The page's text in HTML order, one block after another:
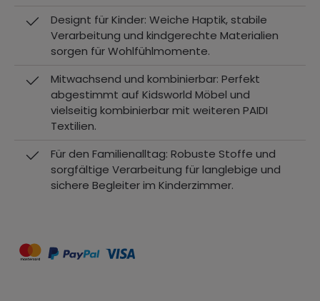
Designt für Kinder: Weiche Haptik, stabile
Verarbeitung und kindgerechte Materialien
sorgen für Wohlfühlmomente.
Mitwachsend und kombinierbar: Perfekt
abgestimmt auf Kidsworld Möbel und
vielseitig kombinierbar mit weiteren PAIDI
Textilien.
Für den Familienalltag: Robuste Stoffe und
sorgfältige Verarbeitung für langlebige und
sichere Begleiter im Kinderzimmer.